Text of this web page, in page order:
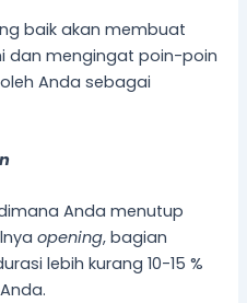
baik akan membuat
dan mengingat poin-poin
Anda sebagai
Anda menutup
opening, bagian
lebih kurang 10-15 %